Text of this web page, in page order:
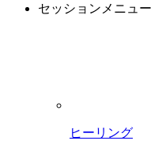
セッションメニュー
ヒーリング